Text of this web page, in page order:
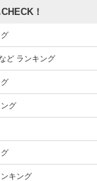
！
ど ランキング
グ
キング